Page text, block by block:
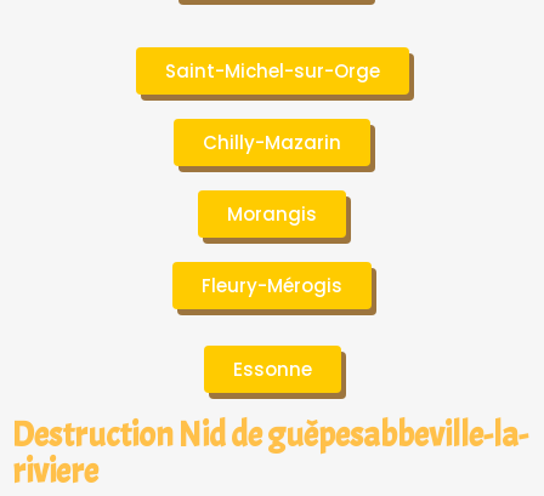
Saint-Michel-sur-Orge
Chilly-Mazarin
Morangis
Fleury-Mérogis
Essonne
Destruction Nid de guêpesabbeville-la-
riviere